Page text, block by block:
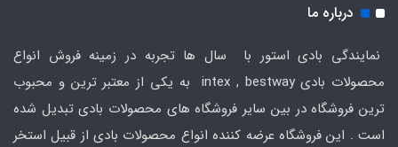
درباره ما
نمایندگی بادی استور با سال ها تجربه در زمینه فروش انواع
محصولات بادی intex , bestway به یکی از معتبر ترین و محبوب
ترین فروشگاه در بین سایر فروشگاه های محصولات بادی تبدیل شده
است . این فروشگاه عرضه کننده انواع محصولات بادی از قبیل استخر